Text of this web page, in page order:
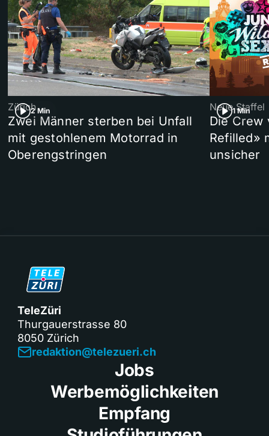
2 Min
Zürich
Zwei Männer sterben bei Unfall
mit gestohlenem Motorrad in
Oberengstringen
1 Min
Neue Staffel
Die Crew
Refilled»
unsicher
TeleZüri
Thurgauerstrasse 80
8050 Zürich
redaktion@telezueri.ch
Jobs
Werbemöglichkeiten
Empfang